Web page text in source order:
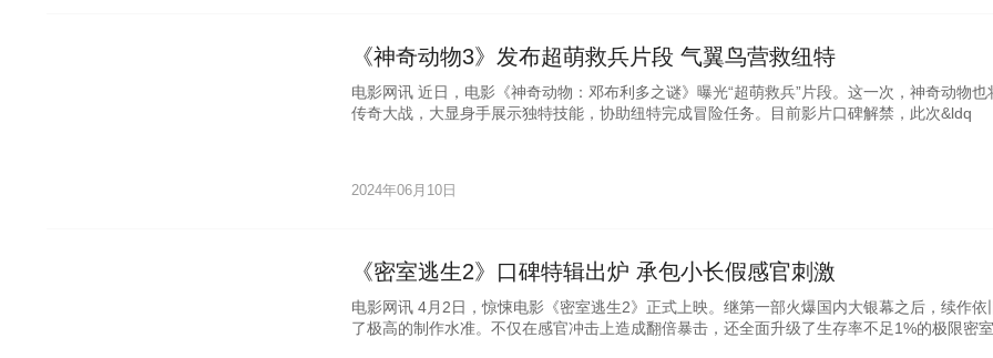
《神奇动物3》发布超萌救兵片段 气翼鸟营救纽特
电影网讯 近日，电影《神奇动物：邓布利多之谜》曝光“超萌救兵”片段。这一次，神奇动物也
传奇大战，大显身手展示独特技能，协助纽特完成冒险任务。目前影片口碑解禁，此次&ldq
2024年06月10日
《密室逃生2》口碑特辑出炉 承包小长假感官刺激
电影网讯 4月2日，惊悚电影《密室逃生2》正式上映。继第一部火爆国内大银幕之后，续作依
了极高的制作水准。不仅在感官冲击上造成翻倍暴击，还全面升级了生存率不足1%的极限密室